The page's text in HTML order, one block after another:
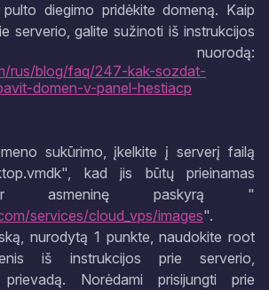
diegimo pridėkite domeną. Kaip
serverio, galite sužinoti iš instrukcijos
rus/blog/faq/247-kak-sozdat-
domen-v-panel-hestiacp
sukūrimo, įkelkite į serverį failą
kad jis būtų prieinamas
asmeninę paskyrą "
services/cloud_vps/images".
nurodytą 1 punkte, naudokite root
iš instrukcijos prie serverio,
Norėdami prisijungti prie